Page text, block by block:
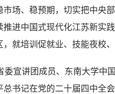
市场、稳预期，切实把中央
推进中国式现代化江苏新实
，就培训促就业、技能夜校
委宣讲团成员、东南大学中
总书记在党的二十届四中全